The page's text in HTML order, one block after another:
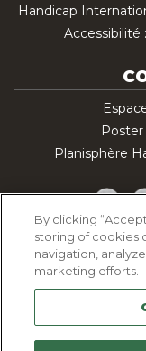
Handicap
Planisphère
By clicking
storing of cookies
navigation,
marketing efforts.